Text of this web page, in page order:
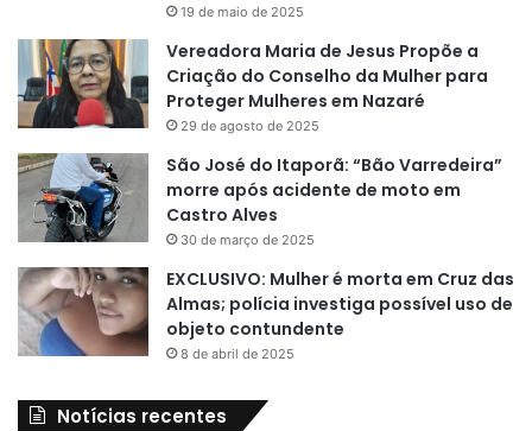
19 de maio de 2025
Vereadora Maria de Jesus Propõe a
Criação do Conselho da Mulher para
Proteger Mulheres em Nazaré
29 de agosto de 2025
São José do Itaporã: “Bão Varredeira”
morre após acidente de moto em
Castro Alves
30 de março de 2025
EXCLUSIVO: Mulher é morta em Cruz das
Almas; polícia investiga possível uso de
objeto contundente
8 de abril de 2025
Notícias recentes